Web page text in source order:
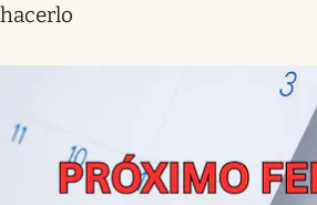
hacerlo